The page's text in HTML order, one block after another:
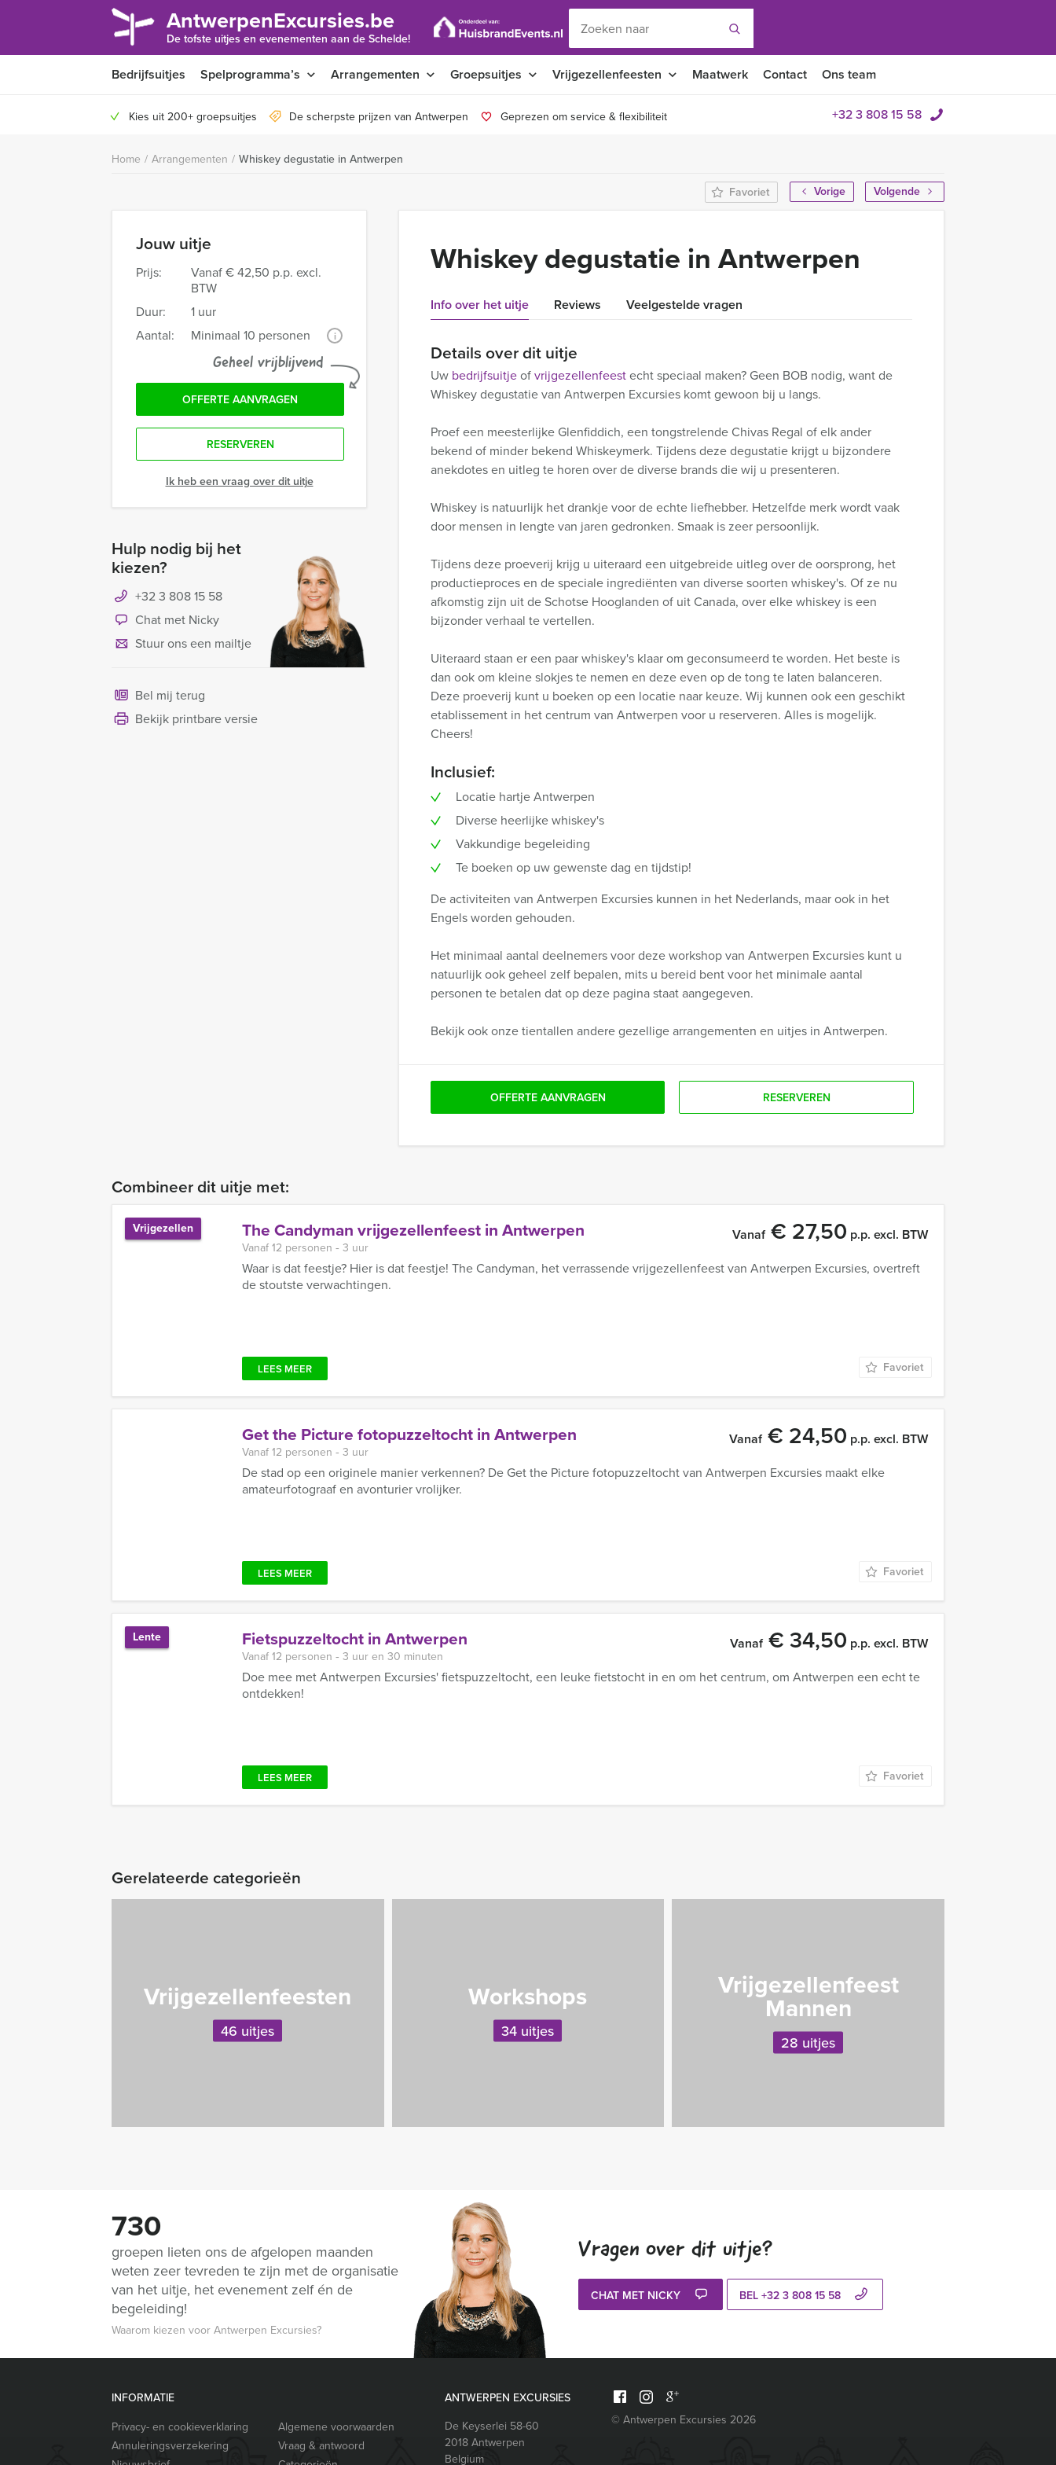
AntwerpenExcursies.be
De tofste uitjes en evenementen aan de Schelde!
Bedrijfsuitjes Spelprogramma’s Arrangementen Groepsuitjes Vrijgezellenfeesten Maatwerk Contact Ons team
Kies uit 200+ groepsuitjes De scherpste prijzen van Antwerpen Geprezen om service & flexibiliteit +32 3 808 15 58
Home / Arrangementen / Whiskey degustatie in Antwerpen
Vorige
Volgende
Favoriet
Jouw uitje
Prijs: Vanaf€ 42,50 p.p. excl.
BTW
Duur:
1 uur
Aantal:
Minimaal 10 personen i
Geheel vrijblijvend
OFFERTE AANVRAGEN
RESERVEREN
Ik heb een vraag over dit uitje
Hulp nodig bij het
kiezen?
+32 3 808 15 58
Chat met Nicky
Stuur ons een mailtje
Bel mij terug
Bekijk printbare versie
Whiskey degustatie in Antwerpen
Info over het uitje Reviews Veelgestelde vragen
Details over dit uitje
Uw bedrijfsuitjeofvrijgezellenfeestecht speciaal maken? Geen BOB nodig, want de
Whiskey degustatie van Antwerpen Excursies komt gewoon bij u langs.
Proef een meesterlijke Glenfiddich, een tongstrelende Chivas Regal of elk ander
bekend of minder bekend Whiskeymerk. Tijdens deze degustatie krijgt u bijzondere
anekdotes en uitleg te horen over de diverse brands die wij u presenteren.
Whiskey is natuurlijk het drankje voor de echte liefhebber. Hetzelfde merk wordt vaak
door mensen in lengte van jaren gedronken. Smaak is zeer persoonlijk.
Tijdens deze proeverij krijg u uiteraard een uitgebreide uitleg over de oorsprong, het
productieproces en de speciale ingrediënten van diverse soorten whiskey's. Of ze nu
afkomstig zijn uit de Schotse Hooglanden of uit Canada, over elke whiskey is een
bijzonder verhaal te vertellen.
Uiteraard staan er een paar whiskey's klaar om geconsumeerd te worden. Het beste is
dan ook om kleine slokjes te nemen en deze even op de tong te laten balanceren.
Deze proeverij kunt u boeken op een locatie naar keuze. Wij kunnen ook een geschikt
etablissement in het centrum van Antwerpen voor u reserveren. Alles is mogelijk.
Cheers!
Inclusief:
Locatie hartje Antwerpen
Diverse heerlijke whiskey's
Vakkundige begeleiding
Te boeken op uw gewenste dag en tijdstip!
De activiteiten van Antwerpen Excursies kunnen in het Nederlands, maar ook in het
Engels worden gehouden.
Het minimaal aantal deelnemers voor deze workshop van Antwerpen Excursies kunt u
natuurlijk ook geheel zelf bepalen, mits u bereid bent voor het minimale aantal
personen te betalen dat op deze pagina staat aangegeven.
Bekijk ook onze tientallen andere gezellige arrangementen en uitjes in Antwerpen.
OFFERTE AANVRAGEN RESERVEREN
Combineer dit uitje met:
The Candyman vrijgezellenfeest in Antwerpen
Vrijgezellen Vanaf€ 27,50 p.p. excl. BTW
Vanaf 12 personen ‐ 3 uur
Waar is dat feestje? Hier is dat feestje! The Candyman, het verrassende vrijgezellenfeest van Antwerpen Excursies, overtreft
de stoutste verwachtingen.
LEES MEER Favoriet
Get the Picture fotopuzzeltocht in Antwerpen Vanaf€ 24,50 p.p. excl. BTW
Vanaf 12 personen ‐ 3 uur
De stad op een originele manier verkennen? De Get the Picture fotopuzzeltocht van Antwerpen Excursies maakt elke
amateurfotograaf en avonturier vrolijker.
LEES MEER Favoriet
Fietspuzzeltocht in Antwerpen
Lente Vanaf€ 34,50 p.p. excl. BTW
Vanaf 12 personen ‐ 3 uur en 30 minuten
Doe mee met Antwerpen Excursies' fietspuzzeltocht, een leuke fietstocht in en om het centrum, om Antwerpen een echt te
ontdekken!
LEES MEER Favoriet
Gerelateerde categorieën
Vrijgezellenfeesten
46 uitjes
Workshops
34 uitjes
Vrijgezellenfeest
Mannen
28 uitjes
730
groepen lieten ons de afgelopen maanden
weten zeer tevreden te zijn met de organisatie
van het uitje, het evenement zelf én de
begeleiding!
Waarom kiezen voor Antwerpen Excursies?
Vragen over dit uitje?
CHAT MET NICKY BEL +32 3 808 15 58
INFORMATIE
Privacy- en cookieverklaring
Algemene voorwaarden
Annuleringsverzekering
Vraag & antwoord
ANTWERPEN EXCURSIES
De Keyserlei 58-60
2018Antwerpen
Belgium
© Antwerpen Excursies 2026